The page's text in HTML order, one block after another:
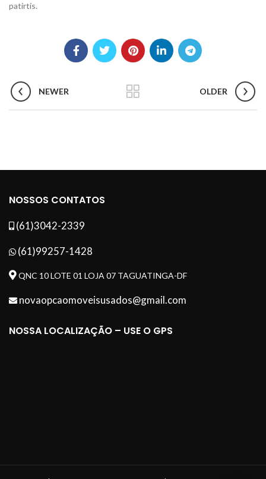
patirtis.
NEWER OLDER
NOSSOS CONTATOS
(61)3042-2339
(61)99257-1428
QNC 10 LOTE 01 LOJA 07 TAGUATINGA-DF
novaopcaomoveisusados@gmail.com
NOSSA LOCALIZAÇÃO – USE O GPS